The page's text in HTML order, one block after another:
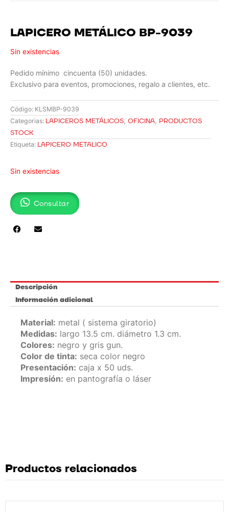
LAPICERO METÁLICO BP-9039
Sin existencias
Pedido mínimo cincuenta (50) unidades.
Exclusivo para eventos, promociones, regalo a clientes, etc.
Código: KLSMBP-9039
Categorias: LAPICEROS METÁLICOS, OFICINA, PRODUCTOS
STOCK
Etiqueta: LAPICERO METALICO
Sin existencias
Consultar
Descripción
Información adicional
Material: metal ( sistema giratorio)
Medidas: largo 13.5 cm. diámetro 1.3 cm.
Colores: negro y gris gun.
Color de tinta: seca color negro
Presentación: caja x 50 uds.
Impresión: en pantografía o láser
Productos relacionados